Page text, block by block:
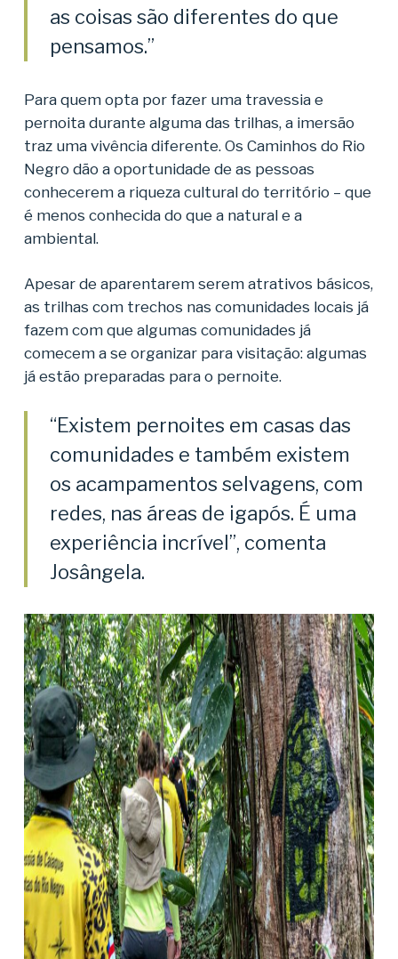
as coisas são diferentes do que
pensamos.”
Para quem opta por fazer uma travessia e
pernoita durante alguma das trilhas, a imersão
traz uma vivência diferente. Os Caminhos do Rio
Negro dão a oportunidade de as pessoas
conhecerem a riqueza cultural do território – que
é menos conhecida do que a natural e a
ambiental.
Apesar de aparentarem serem atrativos básicos,
as trilhas com trechos nas comunidades locais já
fazem com que algumas comunidades já
comecem a se organizar para visitação: algumas
já estão preparadas para o pernoite.
“Existem pernoites em casas das
comunidades e também existem
os acampamentos selvagens, com
redes, nas áreas de igapós. É uma
experiência incrível”, comenta
Josângela.